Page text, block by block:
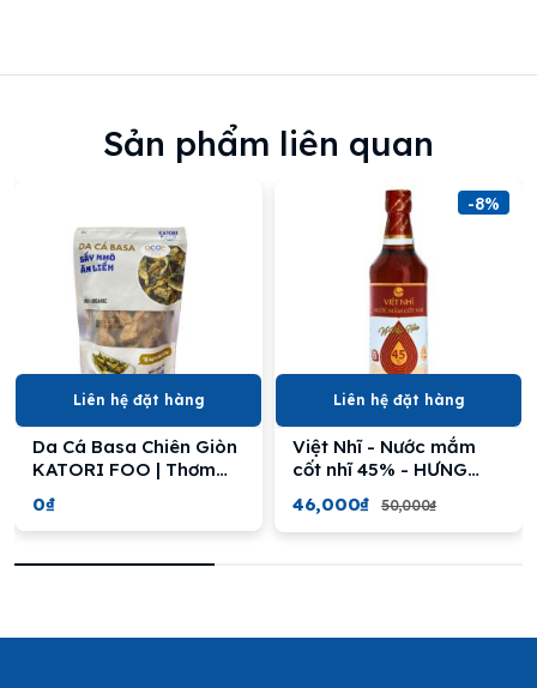
Sản phẩm liên quan
Liên hệ đặt hàng
Da Cá Basa Chiên Giòn
KATORI FOO | Thơm
Ngon, Giàu Dinh Dưỡng
- KATORI FOOD Crispy
Pangasius Fish Skin
0₫
-8%
Liên hệ đặt hàng
Việt Nhĩ - Nước mắm
cốt nhĩ 45% - HƯNG
46,000₫ 50,000₫